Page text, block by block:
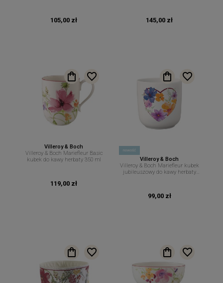
105,00 zł 145,00 zł
Villeroy & Boch
Villeroy & Boch Mariefleur Basic
kubek do kawy herbaty 350 ml
119,00 zł
nowość
Villeroy & Boch
Villeroy & Boch Mariefleur kubek
jubileuszowy do kawy herbaty
99,00 zł